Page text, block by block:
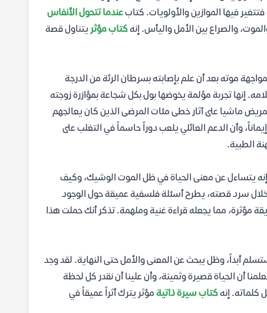
فيها الموازين والأولويات. كتابعندما تتحول الأنفاس
والصراع بين الأمل واليأس. إنهكتاب مؤثر يتناول قصة
موته بعد أن علم بإصابته بسرطان الرئة من الدرجة
إنها تجربة مؤلمة يخوضها بول بكل شجاعة بمؤازرة زوجته
ماشيا على آثار خطى مئات المرضى الذين كان يعالجهم
وأن الدعم العائلي يلعب دوراً حاسماً في التغلب على
الطبية.
يتساءل عن معنى الحياة في ظل الموت الوشيك، وكيف
سرد قصته، يطرح أسئلة فلسفية عميقة حول الوجود
مؤثرة، مما يجعله قراءة غنية وملهمة. تذكر أنك حملت هذا
أبداً، وظل يبحث عن المعنى والأمل حتى النهاية. لقد وجد
أن الحياة قصيرة وثمينة، وأن علينا أن نقدر كل لحظة
كلماته. إنهكتاب سيرة ذاتية مؤثر يترك أثراً عميقاً في